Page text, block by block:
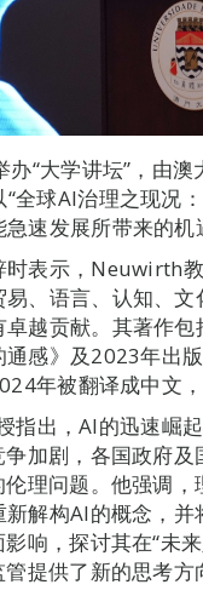
“大学讲坛”，由
全球AI治理之现况
速发展所带来的机
时表示，Neuwirth
、语言、认知、
越贡献。其著作
感》及2023年出
年被翻译成中文，
出，AI的迅速崛
加剧，各国政府
理问题。他强调
解构AI的概念，
响，探讨其在“未
提供了新的思考方